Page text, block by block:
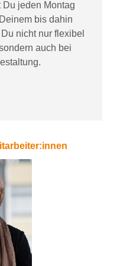
jeden Montag
Deinem bis dahin
nicht nur flexibel
auch bei
.